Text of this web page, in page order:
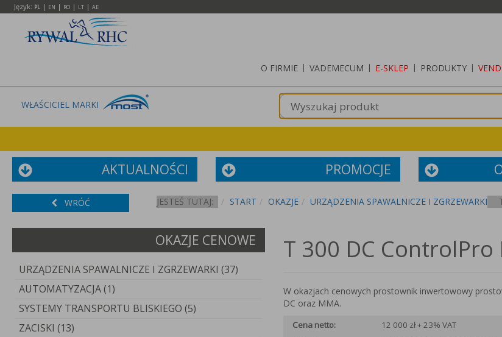
Język: PL | EN | RO | LT | AE
O FIRMIE | VADEMECUM | E-SKLEP | PRODUKTY |
WŁAŚCICIEL MARKI
AKTUALNOŚCI PROMOCJE
WRÓĆ JESTEŚ TUTAJ: START OKAZJE URZĄDZENIA SPAWALNICZE I ZGRZEWARKI
OKAZJE CENOWE
URZĄDZENIA SPAWALNICZE I ZGRZEWARKI (37)
AUTOMATYZACJA (1)
SYSTEMY TRANSPORTU BLISKIEGO (5)
ZACISKI (13)
T 300 DC ControlPro
W okazjach cenowych prostownik inwertowowy
DC oraz MMA.
Cena netto:
12 000 zł + 23% VAT